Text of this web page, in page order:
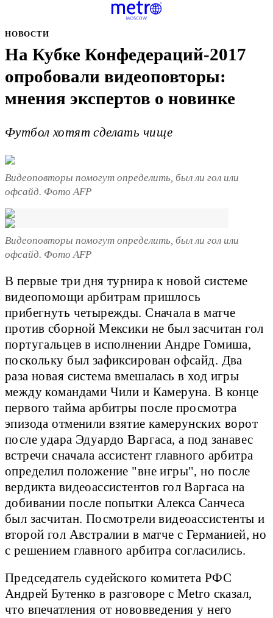
НОВОСТИ
На Кубке Конфедераций-2017
опробовали видеоповторы:
мнения экспертов о новинке
Футбол хотят сделать чище
Видеоповторы помогут определить, был ли гол или
офсайд. Фото AFP
Видеоповторы помогут определить, был ли гол или
офсайд. Фото AFP
В первые три дня турнира к новой системе
видеопомощи арбитрам пришлось
прибегнуть четырежды. Сначала в матче
против сборной Мексики не был засчитан гол
португальцев в исполнении Андре Гомиша,
поскольку был зафиксирован офсайд. Два
раза новая система вмешалась в ход игры
между командами Чили и Камеруна. В конце
первого тайма арбитры после просмотра
эпизода отменили взятие камерунских ворот
после удара Эдуардо Варгаса, а под занавес
встречи сначала ассистент главного арбитра
определил положение "вне игры", но после
вердикта видеоассистентов гол Варгаса на
добивании после попытки Алекса Санчеса
был засчитан. Посмотрели видеоассистенты и
второй гол Австралии в матче с Германией, но
с решением главного арбитра согласились.
Председатель судейского комитета РФС
Андрей Бутенко в разговоре с Metro сказал,
что впечатления от нововведения у него